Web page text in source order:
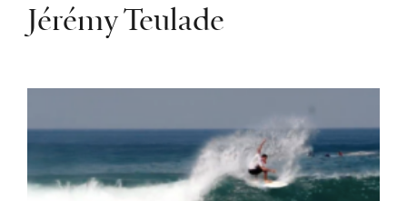
Jérémy Teulade